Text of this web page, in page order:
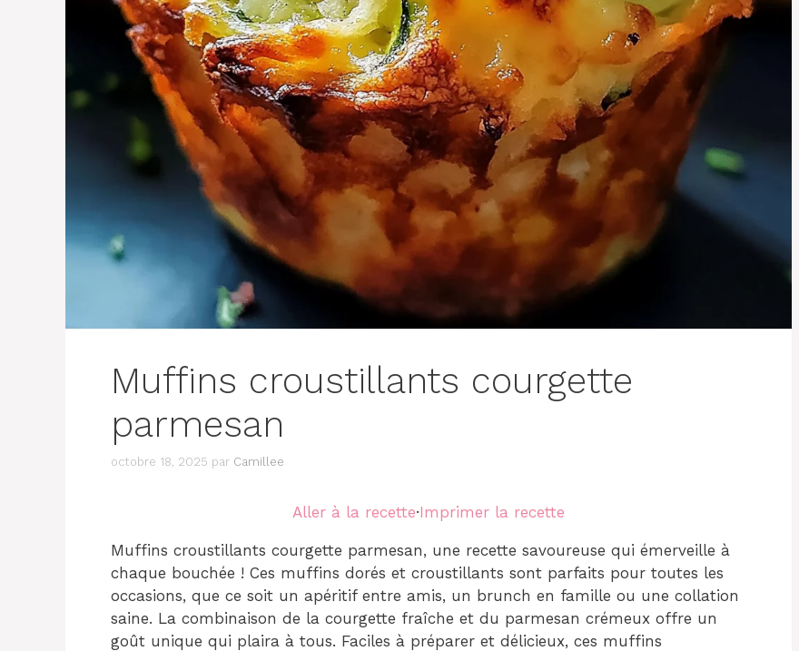
Muffins croustillants courgette
parmesan
octobre 18, 2025 par Camillee
Aller à la recette·Imprimer la recette
Muffins croustillants courgette parmesan, une recette savoureuse qui émerveille à
chaque bouchée ! Ces muffins dorés et croustillants sont parfaits pour toutes les
occasions, que ce soit un apéritif entre amis, un brunch en famille ou une collation
saine. La combinaison de la courgette fraîche et du parmesan crémeux offre un
goût unique qui plaira à tous. Faciles à préparer et délicieux, ces muffins